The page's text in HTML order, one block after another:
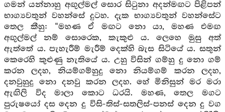
ගමන් යන්නාහු අඟුල්මල් සොර සිටුනා අදන්මඟට පිළිපන්
භාග්‍යවතුන් වහන්සේ දුටහ. දැක භාග්‍යවතුන් වහන්සේට
තෙල කීහු: “මහණ ඒ මඟට නො යා, මහණ එමඟ
අඟුල්මල් නම් සොරෙක, කැකුළු ය. ලෙහෙ මුසු අත්
ඇත්තේ ය. පැහැරීම් මැරීම් දෙක්හි බැස සිටියේ ය. සතුන්
කෙරෙහි කුළුණු නැතියේ ය. උහු විසින් ගම්හු දු නො ගම්
කරන ලදහ, නියම්ගම්හුදු නො නියම්ගම් කරන ලදහ,
දනවුහුදු නො දනවු කරන ලදහ. හේ මිනිසුන් මර මරා
ඇඟිලි විද මාලා කොට ධරයි. මහණ, තෙල මගට
පුරුෂයෝ දස දෙන දු විසි-තිස්-සතලිස්-පනස් දෙන දු වග